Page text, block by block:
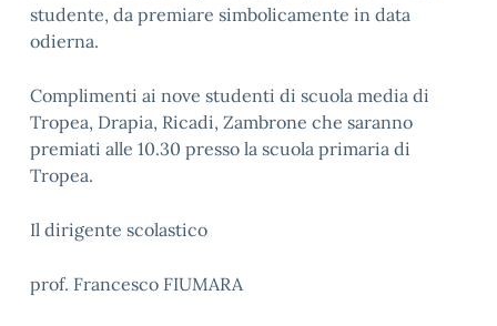
studente, da premiare simbolicamente in data
odierna.
Complimenti ai nove studenti di scuola media di
Tropea, Drapia, Ricadi, Zambrone che saranno
premiati alle 10.30 presso la scuola primaria di
Tropea.
Il dirigente scolastico
prof. Francesco FIUMARA